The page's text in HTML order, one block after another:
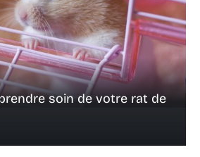
soin de votre rat de